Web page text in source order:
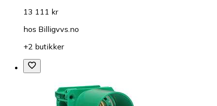
13 111 kr
hos Billigvvs.no
+2 butikker